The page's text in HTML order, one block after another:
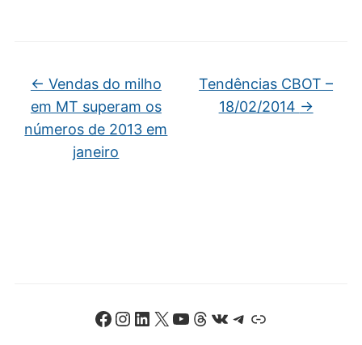
← Vendas do milho
em MT superam os
números de 2013 em
janeiro
Tendências CBOT –
18/02/2014 →
Facebook Instagram LinkedIn X Youtube Threads